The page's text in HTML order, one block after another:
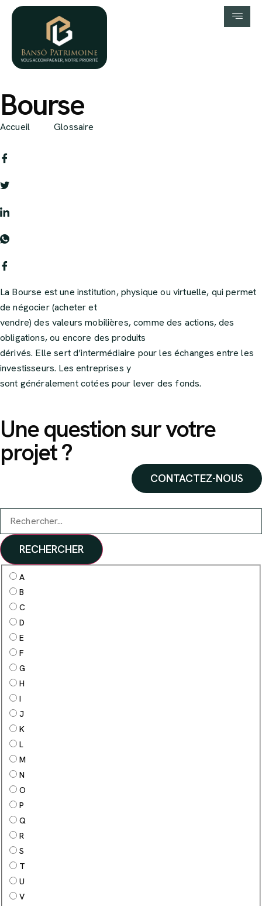
Bourse
Accueil Glossaire
La Bourse est une institution, physique ou virtuelle, qui permet
de négocier (acheter et
vendre) des valeurs mobilières, comme des actions, des
obligations, ou encore des produits
dérivés. Elle sert d’intermédiaire pour les échanges entre les
investisseurs. Les entreprises y
sont généralement cotées pour lever des fonds.
Une question sur votre
projet ?
CONTACTEZ-NOUS
RECHERCHER
A
B
C
D
E
F
G
H
I
J
K
L
M
N
O
P
Q
R
S
T
U
V